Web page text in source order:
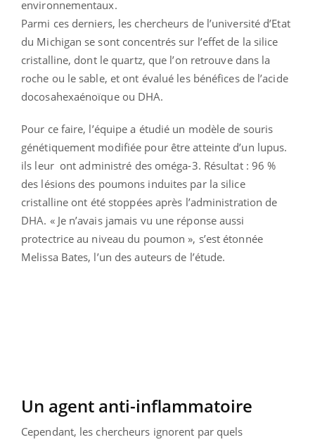
environnementaux.
Parmi ces derniers, les chercheurs de l’université d’Etat
du Michigan se sont concentrés sur l’effet de la silice
cristalline, dont le quartz, que l’on retrouve dans la
roche ou le sable, et ont évalué les bénéfices de l’acide
docosahexaénoïque ou DHA.
Pour ce faire, l’équipe a étudié un modèle de souris
génétiquement modifiée pour être atteinte d’un lupus.
ils leur ont administré des oméga-3. Résultat : 96 %
des lésions des poumons induites par la silice
cristalline ont été stoppées après l’administration de
DHA. « Je n’avais jamais vu une réponse aussi
protectrice au niveau du poumon », s’est étonnée
Melissa Bates, l’un des auteurs de l’étude.
Un agent anti-inflammatoire
Cependant, les chercheurs ignorent par quels